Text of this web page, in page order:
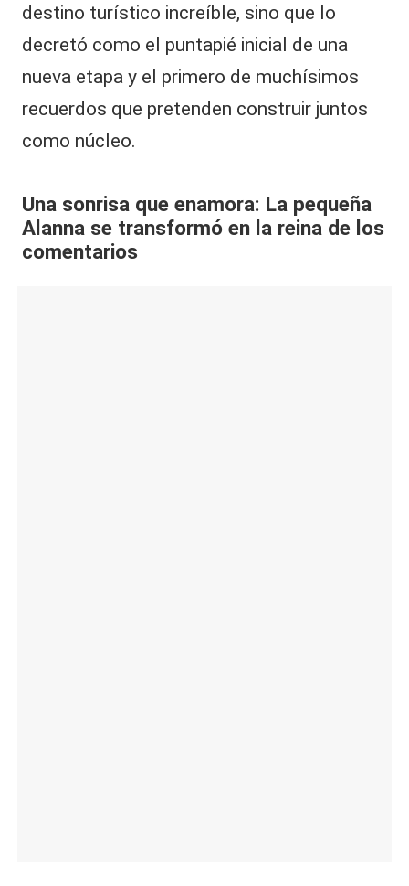
destino turístico increíble, sino que lo
decretó como el puntapié inicial de una
nueva etapa y el primero de muchísimos
recuerdos que pretenden construir juntos
como núcleo.
Una sonrisa que enamora: La pequeña
Alanna se transformó en la reina de los
comentarios